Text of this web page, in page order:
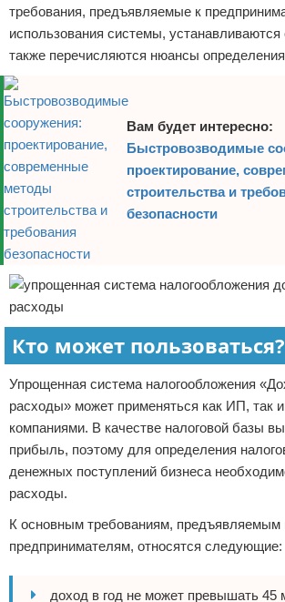
требования, предъявляемые к
использования системы, устанавливаются
также перечисляются нюансы
Вам будет интересно:
Быстровозводимые
проектирование,
строительства и
безопасности
Кто может пользоваться?
Упрощенная система налогообложения
расходы» может применяться как ИП, так
компаниями. В качестве налоговой базы
прибыль, поэтому для определения
денежных поступлений бизнеса
расходы.
К основным требованиям, предъявляемым
предпринимателям, относятся следующие:
доход в год не может превышать 45